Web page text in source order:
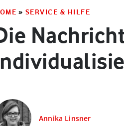
» SERVICE & HILFE
Annika Linsner